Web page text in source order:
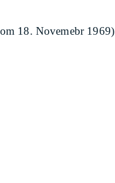
18. Novemebr 1969)